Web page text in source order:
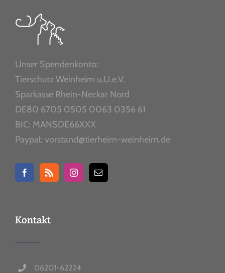
Unser Spendenkonto:
Tierschutz Weinheim u.U.e.V.
Sparkasse Rhein-Neckar Nord
DE80 6705 0505 0063 0356 61
BIC: MANSDE66XXX
Paypal: vorstand@tierheim-weinheim.de
Kontakt
06201-62224